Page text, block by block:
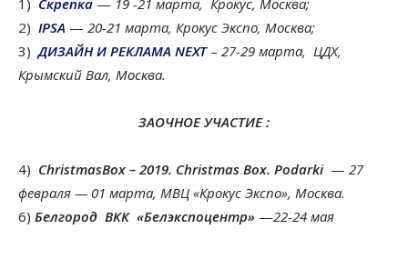
1) Скрепка — 19 -21 марта, Крокус, Москва;
2) IPSA — 20-21 марта, Крокус Экспо, Москва;
3)ДИЗАЙН И РЕКЛАМА NEXT– 27-29 марта, ЦДХ,
Крымский Вал, Москва.
ЗАОЧНОЕ УЧАСТИЕ:
4) СhristmasBox – 2019. Сhristmas Box. Podarki— 27
февраля — 01 марта, МВЦ «Крокус Экспо», Москва.
6) Белгород ВКК «Белэкспоцентр» —22-24 мая